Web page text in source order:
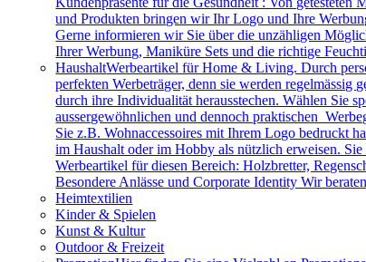
und Produkten bringen wir Ihr Logo und Ihre
Gerne informieren wir Sie über die unzähligen
Ihrer Werbung, Maniküre Sets und die richtige
HaushaltWerbeartikel für Home & Living. Durch
perfekten Werbeträger, denn sie werden
durch ihre Individualität herausstechen. Wählen Sie
aussergewöhnlichen und dennoch praktischen
Sie z.B. Wohnaccessoires mit Ihrem Logo bedruckt
im Haushalt oder im Hobby als nützlich erweisen.
Werbeartikel für diesen Bereich: Holzbretter,
Besondere Anlässe und Corporate Identity Wir
Heimtextilien
Kinder & Spielen
Kunst & Kultur
Outdoor & Freizeit